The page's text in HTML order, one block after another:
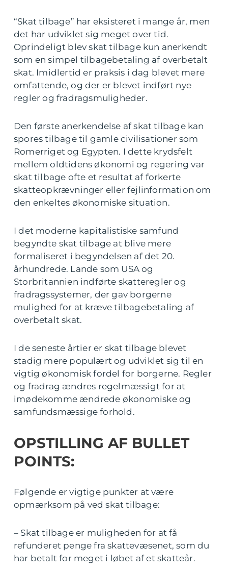
“Skat tilbage” har eksisteret i mange år, men
det har udviklet sig meget over tid.
Oprindeligt blev skat tilbage kun anerkendt
som en simpel tilbagebetaling af overbetalt
skat. Imidlertid er praksis i dag blevet mere
omfattende, og der er blevet indført nye
regler og fradragsmuligheder.
Den første anerkendelse af skat tilbage kan
spores tilbage til gamle civilisationer som
Romerriget og Egypten. I dette krydsfelt
mellem oldtidens økonomi og regering var
skat tilbage ofte et resultat af forkerte
skatteopkrævninger eller fejlinformation om
den enkeltes økonomiske situation.
I det moderne kapitalistiske samfund
begyndte skat tilbage at blive mere
formaliseret i begyndelsen af det 20.
århundrede. Lande som USA og
Storbritannien indførte skatteregler og
fradragssystemer, der gav borgerne
mulighed for at kræve tilbagebetaling af
overbetalt skat.
I de seneste årtier er skat tilbage blevet
stadig mere populært og udviklet sig til en
vigtig økonomisk fordel for borgerne. Regler
og fradrag ændres regelmæssigt for at
imødekomme ændrede økonomiske og
samfundsmæssige forhold.
OPSTILLING AF BULLET
POINTS:
Følgende er vigtige punkter at være
opmærksom på ved skat tilbage:
– Skat tilbage er muligheden for at få
refunderet penge fra skattevæsenet, som du
har betalt for meget i løbet af et skatteår.